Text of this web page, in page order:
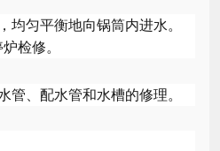
均匀平衡地向锅筒内进水。
检修。
管、配水管和水槽的修理。